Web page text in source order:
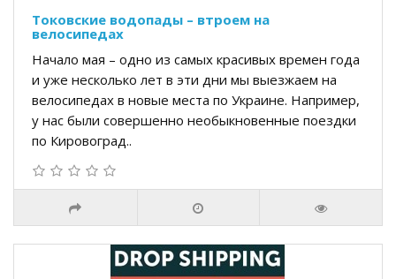
Токовские водопады – втроем на
велосипедах
Начало мая – одно из самых красивых времен года
и уже несколько лет в эти дни мы выезжаем на
велосипедах в новые места по Украине. Например,
у нас были совершенно необыкновенные поездки
по Кировоград..